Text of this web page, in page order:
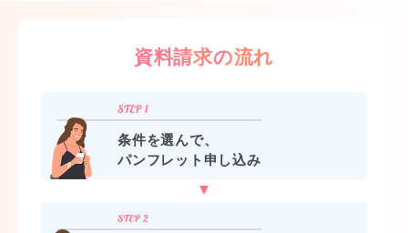
資料請求の流れ
条件を選んで、
パンフレット申し込み